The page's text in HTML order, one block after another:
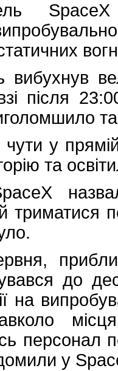
SpaceX
вибухнув
після
у
та
до
на
персонал
у